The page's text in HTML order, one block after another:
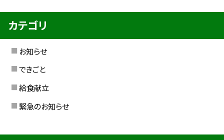
カテゴリ
お知らせ
できごと
給食献立
緊急のお知らせ